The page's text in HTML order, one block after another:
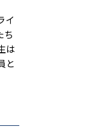
イ
ち
は
と